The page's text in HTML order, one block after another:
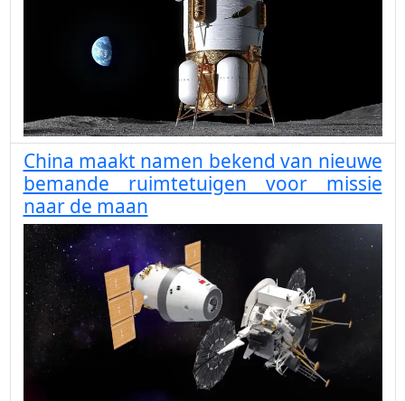
China maakt namen bekend van nieuwe
bemande ruimtetuigen voor missie
naar de maan